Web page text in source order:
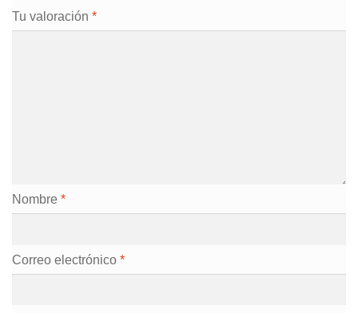
Tu valoración *
Nombre *
Correo electrónico *